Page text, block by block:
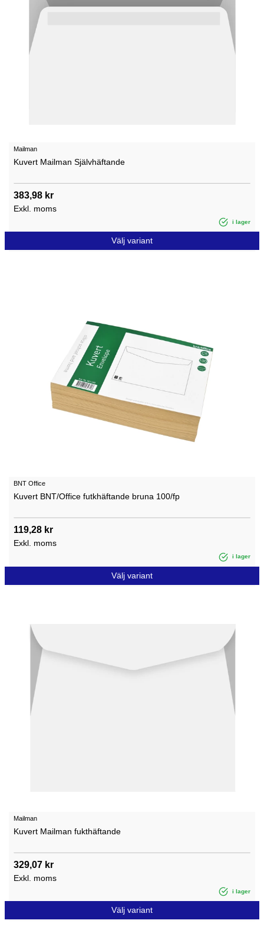
Mailman
Kuvert Mailman Självhäftande
383,98 kr
Exkl. moms
i lager
Välj variant
BNT Office
Kuvert BNT/Office futkhäftande bruna 100/fp
119,28 kr
Exkl. moms
i lager
Välj variant
Mailman
Kuvert Mailman fukthäftande
329,07 kr
Exkl. moms
i lager
Välj variant